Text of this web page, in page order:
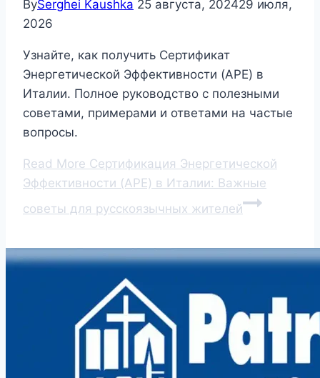
BySerghei Kaushka 25 августа, 202429 июля,
2026
Узнайте, как получить Сертификат
Энергетической Эффективности (APE) в
Италии. Полное руководство с полезными
советами, примерами и ответами на частые
вопросы.
Read More Сертификация Энергетической
Эффективности (APE) в Италии: Важные
советы для русскоязычных жителей